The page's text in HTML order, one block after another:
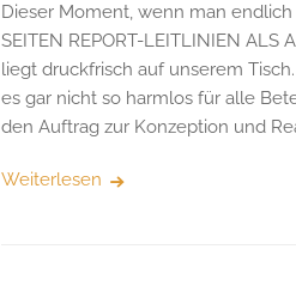
Dieser Moment, wenn man
SEITEN REPORT-LEITLINIEN ALS
liegt druckfrisch auf unserem
es gar nicht so harmlos für alle
den Auftrag zur Konzeption und
Weiterlesen